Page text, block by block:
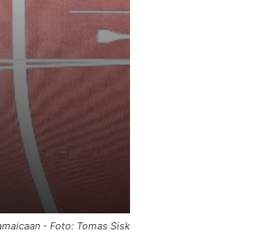
- Foto: Tomas Sisk